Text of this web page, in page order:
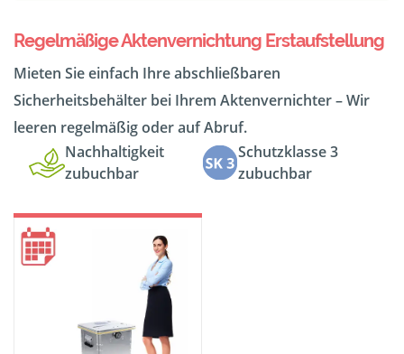
Regelmäßige Aktenvernichtung Erstaufstellung
Mieten Sie einfach Ihre abschließbaren
Sicherheitsbehälter bei Ihrem Aktenvernichter – Wir
leeren regelmäßig oder auf Abruf.
Nachhaltigkeit
zubuchbar
Schutzklasse 3
zubuchbar